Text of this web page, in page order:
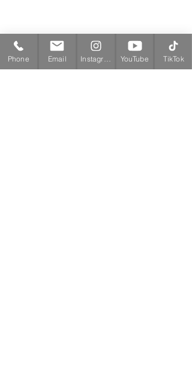
Phone Email YouTube TikTok